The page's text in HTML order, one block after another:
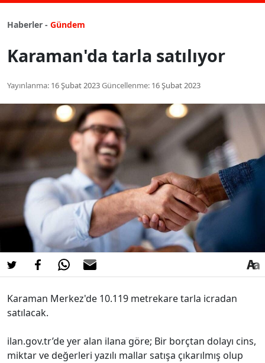
Haberler - Gündem
Karaman'da tarla satılıyor
Yayınlanma: 16 Şubat 2023Güncellenme: 16 Şubat 2023
Karaman Merkez'de 10.119 metrekare tarla icradan
satılacak.
ilan.gov.tr’de yer alan ilana göre; Bir borçtan dolayı cins,
miktar ve değerleri yazılı mallar satışa çıkarılmış olup